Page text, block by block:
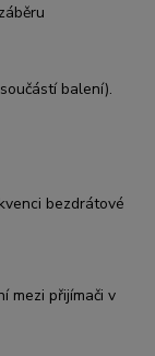
balení).
bezdrátové
mezi přijímači v